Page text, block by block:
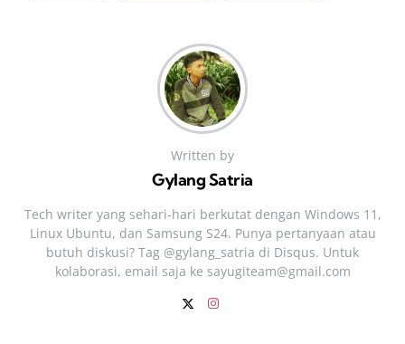
Written by
Gylang Satria
Tech writer yang sehari‑hari berkutat dengan Windows 11,
Linux Ubuntu, dan Samsung S24. Punya pertanyaan atau
butuh diskusi? Tag @gylang_satria di Disqus. Untuk
kolaborasi, email saja ke sayugiteam@gmail.com